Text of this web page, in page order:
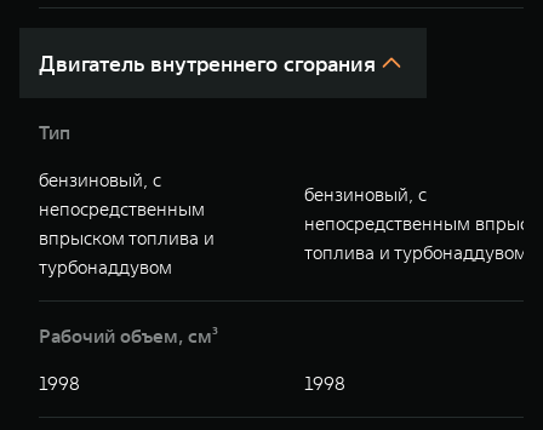
Двигатель внутреннего сгорания
Тип
бензиновый, с
непосредственным
впрыском топлива и
турбонаддувом
бензиновый, с
непосредственным
топлива и турбонаддувом
Рабочий объем, см³
1998 1998